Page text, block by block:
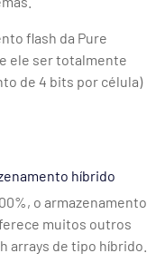
flash da Pure
ele ser totalmente
de 4 bits por célula)
híbrido
o armazenamento
muitos outros
arrays de tipo híbrido.